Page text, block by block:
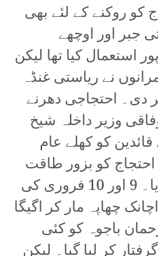
کو روکنے کے لئے بھی
جبر اور اوچھے
استعمال کیا تھا لیکن
نے ریاستی غنڈہ
دی۔ احتجاجی دھرنے
وزیر داخلہ شیخ
کو کھلے عام
احتجاج کو بزور طاقت
کچلنے کا عندیہ دیا۔ 9 اور 10 فروری کی
چھاپہ مار کر اگیگا
باجوہ کو کئی